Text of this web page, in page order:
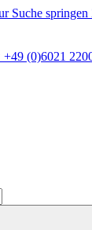
Suche springen
(0)6021